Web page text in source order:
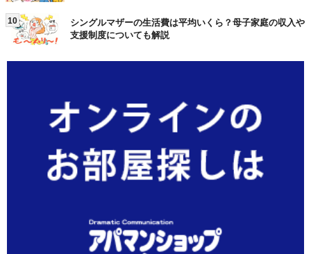
10
シングルマザーの生活費は平均いくら？母子家庭の収入や
支援制度についても解説